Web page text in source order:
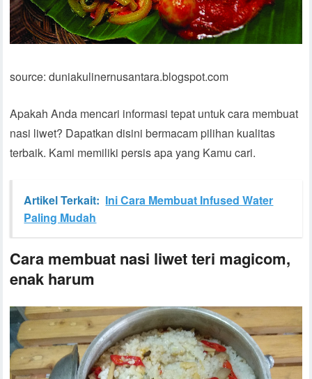
source: duniakulinernusantara.blogspot.com
Apakah Anda mencari informasi tepat untuk cara membuat
nasi liwet? Dapatkan disini bermacam pilihan kualitas
terbaik. Kami memiliki persis apa yang Kamu cari.
Artikel Terkait: Ini Cara Membuat Infused Water
Paling Mudah
Cara membuat nasi liwet teri magicom,
enak harum